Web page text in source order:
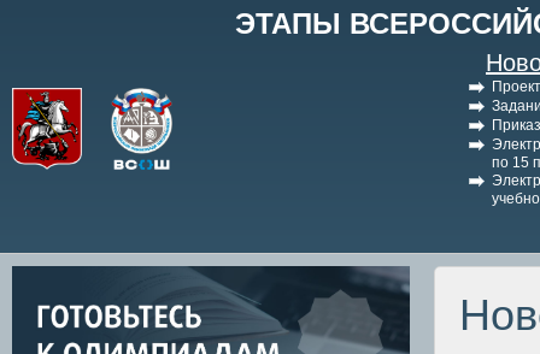
ЭТАПЫ
по 15